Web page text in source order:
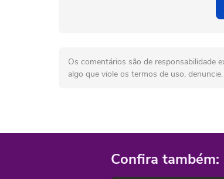
Os comentários são de responsabilidade
algo que viole os termos de uso, denuncie.
Confira também: